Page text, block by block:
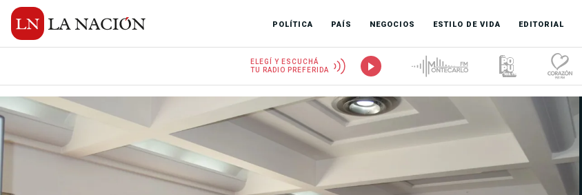
POLÍTICA PAÍS NEGOCIOS ESTILO DE VIDA EDITORIAL
ELEGÍ Y ESCUCHÁ
TU RADIO PREFERIDA